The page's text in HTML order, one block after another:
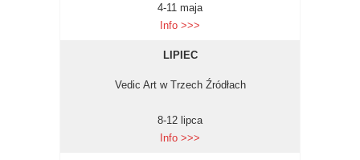
4-11 maja
Info >>>
LIPIEC
Vedic Art w Trzech Źródłach
8-12 lipca
Info >>>